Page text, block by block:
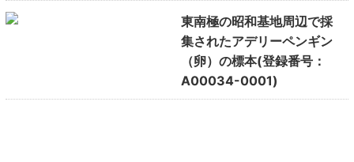
東南極の昭和基地周辺で採
集されたアデリーペンギン
（卵）の標本(登録番号：
A00034-0001)